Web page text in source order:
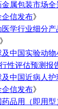
金属包装市场
企信发布》
医学行业细分
》
及中国实验动
性评估预测报
及中国近病人
企信发布》
药品用（即用